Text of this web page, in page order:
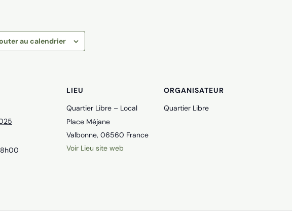
au calendrier
LIEU
Quartier Libre – Local
Place Méjane
Valbonne, 06560 France
Voir Lieu site web
ORGANISATEUR
Quartier Libre